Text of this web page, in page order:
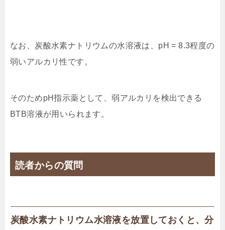
なお、炭酸水素ナトリウムの水溶液は、pH = 8.3程度の
弱いアルカリ性です。
そのためpH指示薬として、弱アルカリを検出できる
BTB溶液が用いられます。
読者からの質問
炭酸水素ナトリウム水溶液を放置しておくと、分